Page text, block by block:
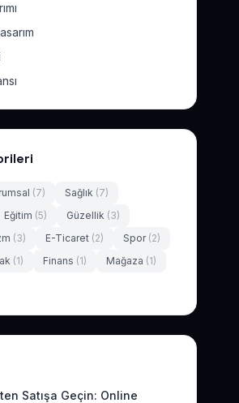
(7) Sağlık (7)
Eğitim (5) Güzellik (3)
(3) E-Ticaret (2) Spor (2)
(1) Finans (1) Mağaza (1)
Satışa Geçin: Online